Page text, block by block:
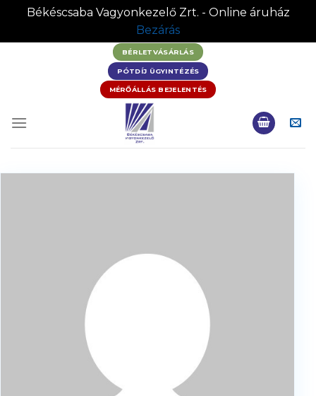
Békéscsaba Vagyonkezelő Zrt. - Online áruház
Bezárás
BÉRLETVÁSÁRLÁS
PÓTDÍJ ÜGYINTÉZÉS
MÉRŐÁLLÁS BEJELENTÉS